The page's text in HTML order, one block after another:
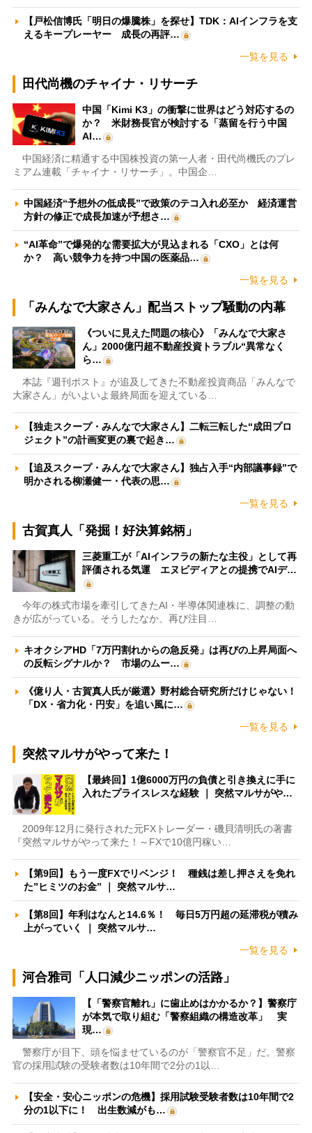
【戸松信博氏「明日の爆騰株」を探せ】TDK：AIインフラを支
えるキープレーヤー 成長の再評…
一覧を見る
田代尚機のチャイナ・リサーチ
中国「Kimi K3」の衝撃に世界はどう対応するの
か？ 米財務長官が検討する「蒸留を行う中国
AI…
中国経済に精通する中国株投資の第一人者・田代尚機氏のプレ
ミアム連載「チャイナ・リサーチ」。中国企…
中国経済“予想外の低成長”で政策のテコ入れ必至か 経済運営
方針の修正で成長加速が予想さ…
“AI革命”で爆発的な需要拡大が見込まれる「CXO」とは何
か？ 高い競争力を持つ中国の医薬品…
一覧を見る
「みんなで大家さん」配当ストップ騒動の内幕
《ついに見えた問題の核心》「みんなで大家さ
ん」2000億円超不動産投資トラブル“異常なく
ら…
本誌『週刊ポスト』が追及してきた不動産投資商品「みんなで
大家さん」がいよいよ最終局面を迎えている…
【独走スクープ・みんなで大家さん】二転三転した“成田プロ
ジェクト”の計画変更の裏で起き…
【追及スクープ・みんなで大家さん】独占入手“内部議事録”で
明かされる柳瀬健一・代表の思…
一覧を見る
古賀真人「発掘！好決算銘柄」
三菱重工が「AIインフラの新たな主役」として再
評価される気運 エヌビディアとの提携でAIデ…
今年の株式市場を牽引してきたAI・半導体関連株に、調整の動
きが広がっている。そうしたなか、再び注目…
キオクシアHD「7万円割れからの急反発」は再びの上昇局面へ
の反転シグナルか？ 市場のムー…
《億り人・古賀真人氏が厳選》野村総合研究所だけじゃない！
「DX・省力化・円安」を追い風に…
一覧を見る
突然マルサがやって来た！
【最終回】1億6000万円の負債と引き換えに手に
入れたプライスレスな経験 ｜ 突然マルサがや…
2009年12月に発行された元FXトレーダー・磯貝清明氏の著書
『突然マルサがやって来た！～FXで10億円稼い…
【第9回】もう一度FXでリベンジ！ 種銭は差し押さえを免れ
た”ヒミツのお金” ｜ 突然マルサ…
【第8回】年利はなんと14.6％！ 毎日5万円超の延滞税が積み
上がっていく ｜ 突然マルサ…
一覧を見る
河合雅司「人口減少ニッポンの活路」
【「警察官離れ」に歯止めはかかるか？】警察庁
が本気で取り組む「警察組織の構造改革」 実
現…
警察庁が目下、頭を悩ませているのが「警察官不足」だ。警察
官の採用試験の受験者数は10年間で2分の1以…
【安全・安心ニッポンの危機】採用試験受験者数は10年間で2
分の1以下に！ 出生数減がも…